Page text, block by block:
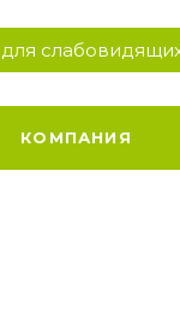
КОМПАНИЯ